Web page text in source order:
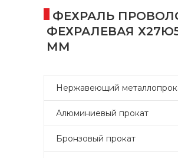
ФЕХРАЛЬ
ФЕХРАЛЕВАЯ
ММ
Нержавеющий
Алюминиевый прокат
Бронзовый прокат